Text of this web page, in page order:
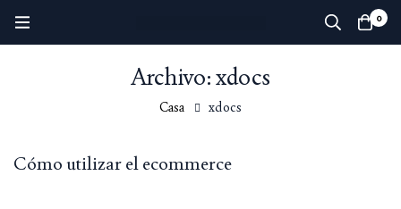
0
Archivo: xdocs
Casa xdocs
Cómo utilizar el ecommerce